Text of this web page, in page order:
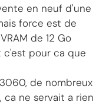
en neuf d'une
force est de
de 12 Go
pour ca que
de nombreux
ca ne servait a rien